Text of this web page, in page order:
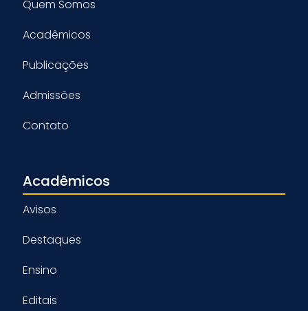
Quem Somos
Acadêmicos
Publicações
Admissões
Contato
Acadêmicos
Avisos
Destaques
Ensino
Editais